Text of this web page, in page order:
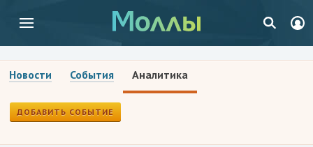
Новости События Аналитика
ДОБАВИТЬ СОБЫТИЕ